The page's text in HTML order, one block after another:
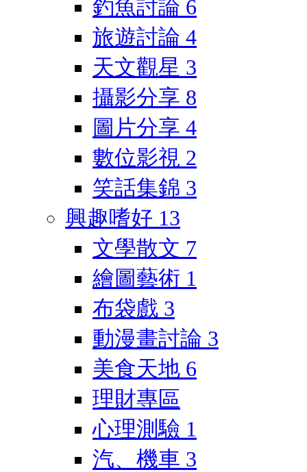
釣魚討論 6
旅遊討論 4
天文觀星 3
攝影分享 8
圖片分享 4
數位影視 2
笑話集錦 3
興趣嗜好 13
文學散文 7
繪圖藝術 1
布袋戲 3
動漫畫討論 3
美食天地 6
理財專區
心理測驗 1
汽、機車 3